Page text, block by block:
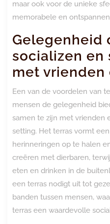
maar ook voor de unieke
memorabele en
Gelegenheid
socializen en
met vrienden
Een van de voordelen van
mensen de gelegenheid
samen te zijn met vrienden
setting. Het terras vormt
herinneringen op te halen
creëren met dierbaren,
eten en drinken in de
een terras nodigt uit tot
banden tussen mensen,
terras een waardevolle